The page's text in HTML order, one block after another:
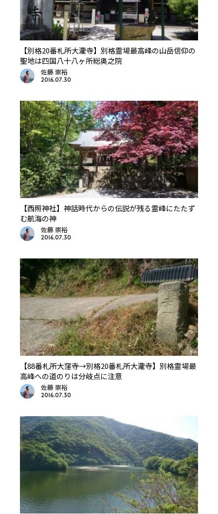
【別格20番札所大瀧寺】別格霊場最高峰の山岳信仰の
聖地は四国八十八ヶ所総奥之院
佐藤 崇裕
2016.07.30
【西照神社】神話時代からの伝説が残る霊峰にたたず
む航海の神
佐藤 崇裕
2016.07.30
【88番札所大窪寺→別格20番札所大瀧寺】別格霊場最
高峰への道のりは分岐点に注意
佐藤 崇裕
2016.07.30